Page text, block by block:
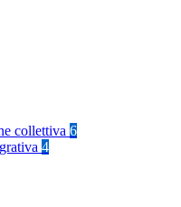
collettiva 6
4